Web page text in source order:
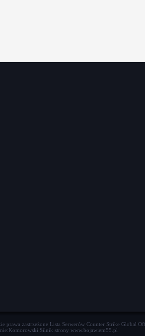
prawa zastrzeżone Lista Serwerów Counter Strike Global
Silnik strony www.bojawiem55.pl